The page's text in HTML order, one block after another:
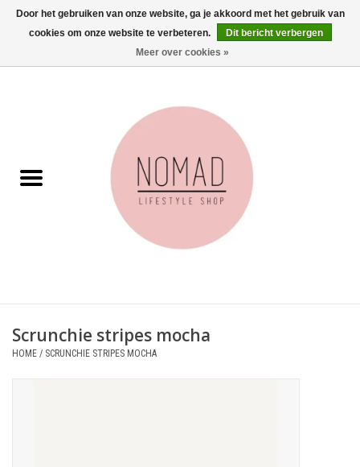
0 Artikelen - €0,00
Aan tafel
Wenskaarten
Scrunchie stripes mocha
HOME / SCRUNCHIE STRIPES MOCHA
Door het gebruiken van onze website, ga je akkoord met het gebruik van
cookies om onze website te verbeteren.
Dit bericht verbergen
Meer over cookies »